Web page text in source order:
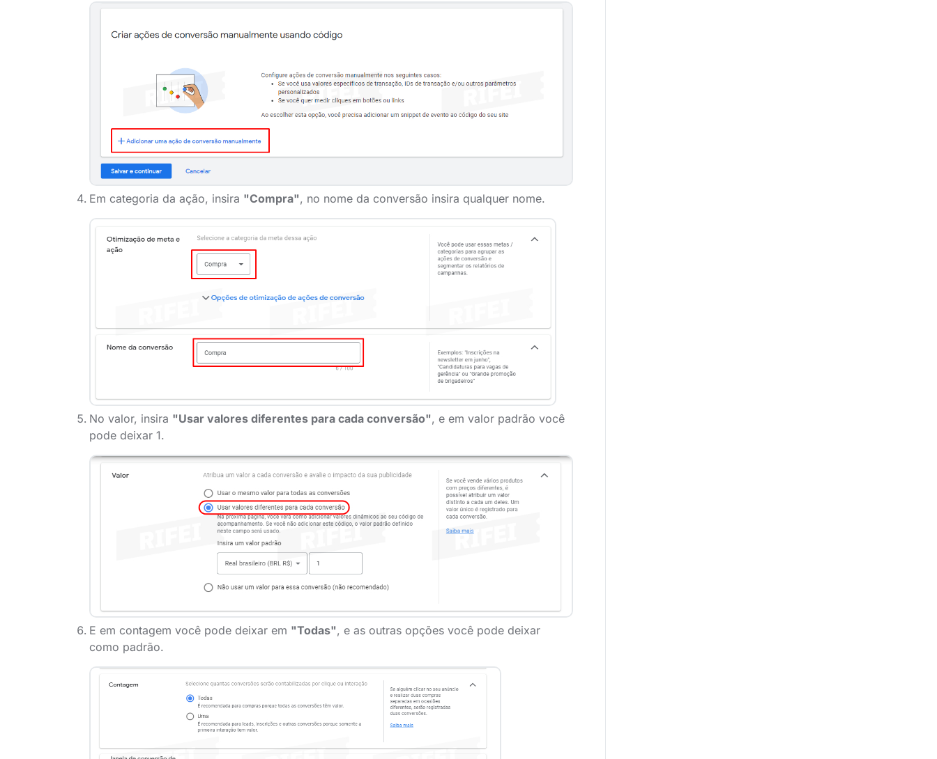
Em categoria da ação, insira "Compra", no nome da conversão insira qualquer nome.
No valor, insira "Usar valores diferentes para cada conversão", e em valor padrão você
pode deixar 1.
E em contagem você pode deixar em "Todas", e as outras opções você pode deixar
como padrão.